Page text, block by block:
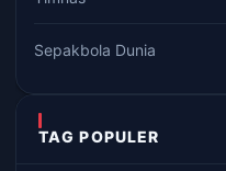
Sepakbola Dunia
TAG POPULER